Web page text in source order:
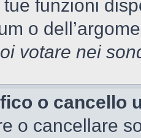
funzioni
o
votare nei
o cancello
o cancellare